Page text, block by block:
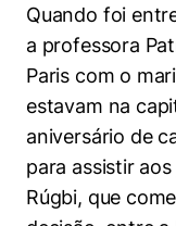
Quando foi
a professora
Paris com o
estavam na
aniversário de
para assistir
Rúgbi, que